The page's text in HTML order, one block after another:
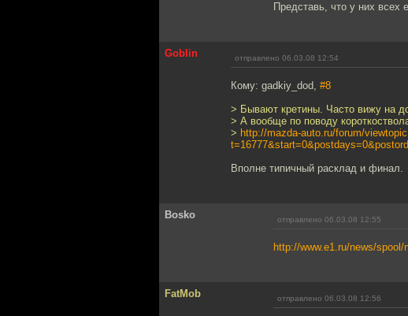
Представь, что у них всех
Goblin отправлено 06.03.08 12:54
Кому: gadkiy_dod, #8
> Бывают кретины. Часто вижу на
> А вообще по поводу
> http://mazda-auto.ru/forum/
Вполне типичный расклад и финал.
Bosko отправлено 06.03.08 12:55
http://www.e1.ru/news/spool/
FatMob отправлено 06.03.08 12:56